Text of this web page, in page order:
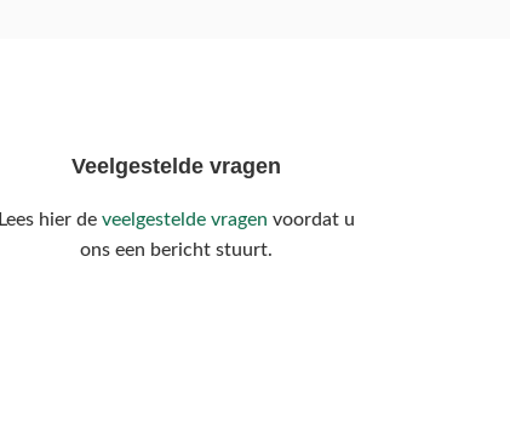
Veelgestelde vragen
Lees hier de veelgestelde vragen voordat u
ons een bericht stuurt.